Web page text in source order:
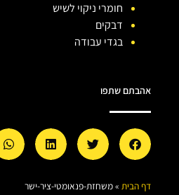
חומרי ניקוי לשיש
דבקים
בגדי עבודה
אהבתם שתפו
דף הבית »משחזת-פנאומטי-ציר-ישר